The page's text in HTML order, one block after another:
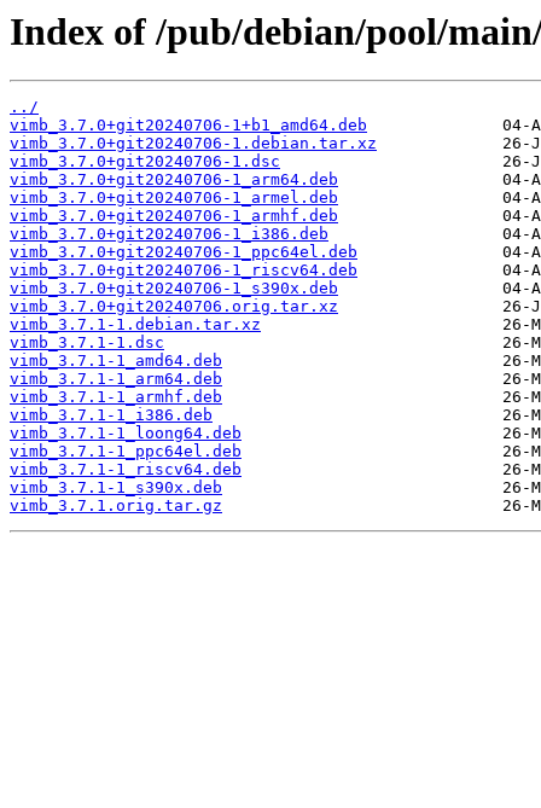
Index of /pub/debian/pool/
../
vimb_3.7.0+git20240706-1+b1_amd64.deb
vimb_3.7.0+git20240706-1.debian.tar.xz
vimb_3.7.0+git20240706-1.dsc
vimb_3.7.0+git20240706-1_arm64.deb
vimb_3.7.0+git20240706-1_armel.deb
vimb_3.7.0+git20240706-1_armhf.deb
vimb_3.7.0+git20240706-1_i386.deb
vimb_3.7.0+git20240706-1_ppc64el.deb
vimb_3.7.0+git20240706-1_riscv64.deb
vimb_3.7.0+git20240706-1_s390x.deb
vimb_3.7.0+git20240706.orig.tar.xz
vimb_3.7.1-1.debian.tar.xz
vimb_3.7.1-1.dsc
vimb_3.7.1-1_amd64.deb
vimb_3.7.1-1_arm64.deb
vimb_3.7.1-1_armhf.deb
vimb_3.7.1-1_i386.deb
vimb_3.7.1-1_loong64.deb
vimb_3.7.1-1_ppc64el.deb
vimb_3.7.1-1_riscv64.deb
vimb_3.7.1-1_s390x.deb
vimb_3.7.1.orig.tar.gz